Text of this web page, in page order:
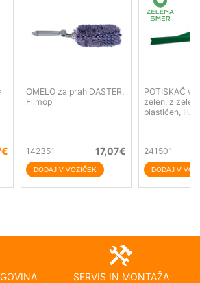
€
OMELO za prah DASTER,
Filmop
142351 17,07€
POTISKAČ
zelen, z
plastičen,
241501
SERVIS IN MONTAŽA